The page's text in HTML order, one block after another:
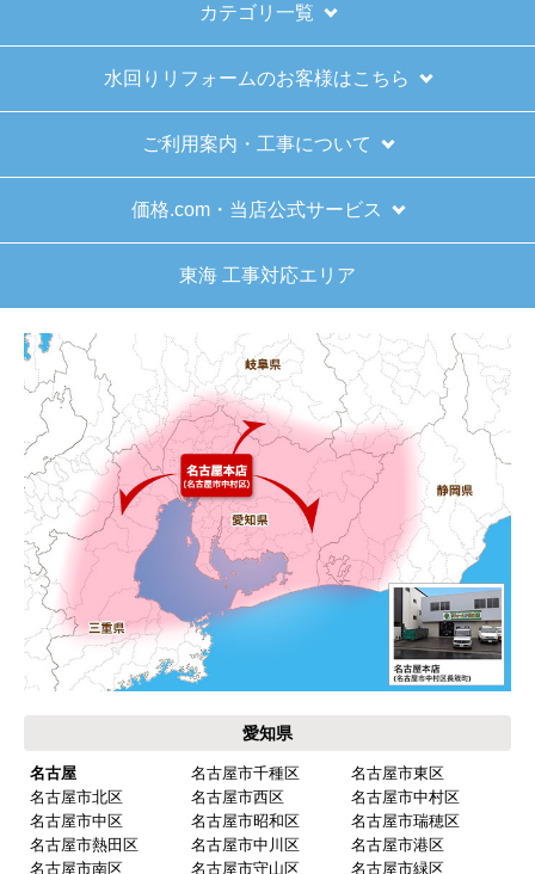
予定の期日までに商品が届きましたか？
はい
【注文商品】給湯器 【注文時期】2025
年11月頃（モバイルから）
【このショップを選んだ理由は？】
キッチン混合栓に続いて2回目の利用です。価格が
リーズナブルで、HPの構成から見てしっかりして
いる会社だなと思っていたので再度利用。やはり
期待通りにきちんと対応してもらえました。
【注文からどのくらいで届きましたか？】
工事日を自分から発注の2週間先にしていたので、
遅れることもなく予定通りに工事前に到着。
【その他感想・コメント】
保証書に添付する工事店の証明もきちんと対応し
次に何か交換タイミングが来たら、一番の候補先
業者さんです。
ピングーヒサコさん
カテゴリ一覧
水回りリフォームのお客様はこちら
ご利用案内・工事について
価格.com・当店公式サービス
東海 工事対応エリア
愛知県
名古屋 名古屋市千種区
名古屋市東区
名古屋市北区
名古屋市西区
名古屋市中村区
名古屋市中区
名古屋市昭和区
名古屋市瑞穂区
名古屋市熱田区
名古屋市中川区
名古屋市港区
名古屋市南区
名古屋市守山区
名古屋市緑区